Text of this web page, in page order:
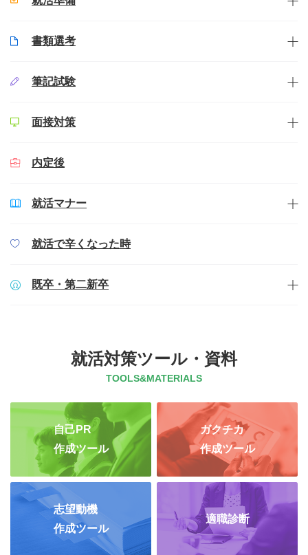
書類選考
筆記試験
面接対策
内定後
就活マナー
就活で辛くなった時
既卒・第二新卒
就活対策ツール・資料
TOOLS&MATERIALS
自己PR
作成ツール
ガクチカ
作成ツール
志望動機
作成ツール
適職診断